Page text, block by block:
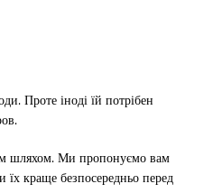
Проте іноді їй потрібен
шляхом. Ми пропонуємо вам
краще безпосередньо перед